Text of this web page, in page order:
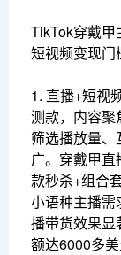
TikTok穿戴甲
短视频变现门
1. 直播+短视
测款，内容聚
筛选播放量
广。穿戴甲直
款秒杀+组合
小语种主播需
播带货效果显
额达6000多美